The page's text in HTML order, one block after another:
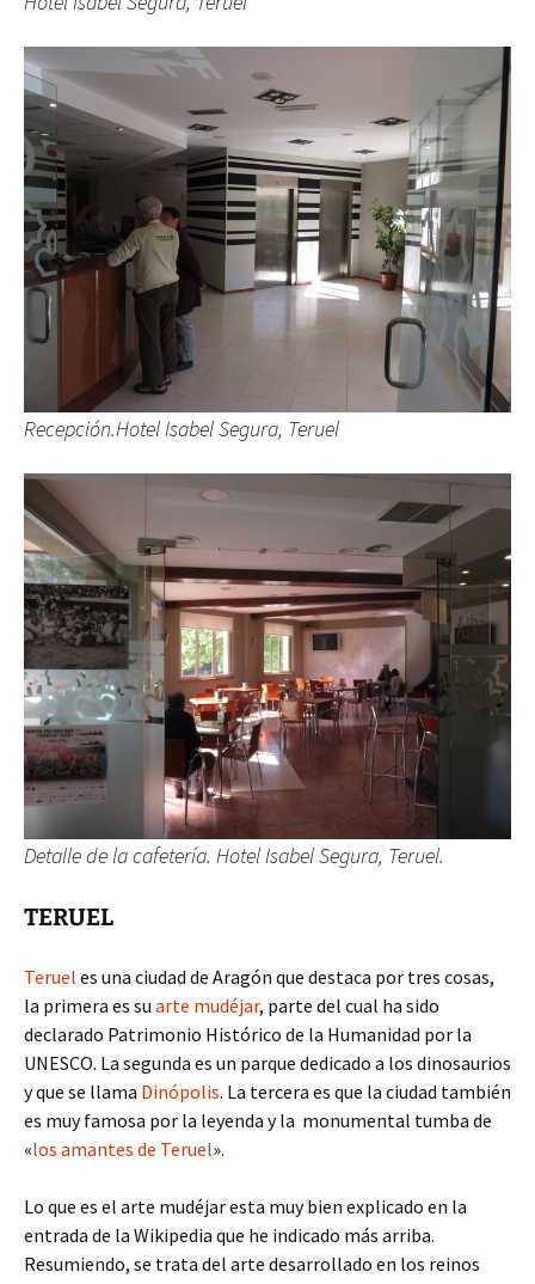
Recepción.Hotel Isabel Segura, Teruel
Detalle de la cafetería. Hotel Isabel Segura, Teruel.
TERUEL
Teruel es una ciudad de Aragón que destaca por tres cosas,
la primera es su arte mudéjar, parte del cual ha sido
declarado Patrimonio Histórico de la Humanidad por la
UNESCO. La segunda es un parque dedicado a los dinosaurios
y que se llama Dinópolis. La tercera es que la ciudad también
es muy famosa por la leyenda y la monumental tumba de
«los amantes de Teruel».
Lo que es el arte mudéjar esta muy bien explicado en la
entrada de la Wikipedia que he indicado más arriba.
Resumiendo, se trata del arte desarrollado en los reinos